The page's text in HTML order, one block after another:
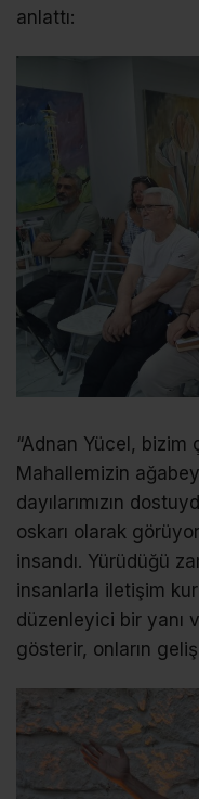
anlattı:
“Adnan Yücel, bizim
Mahallemizin
dayılarımızın
oskarı olarak
insandı. Yürüdüğü
insanlarla iletişim
düzenleyici bir yanı
gösterir, onların